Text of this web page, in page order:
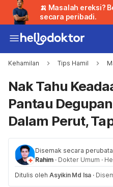
🍌 Masalah ereksi?
secara peribadi.
Kehamilan Tips Hamil
Nak Tahu
Pantau
Dalam Perut,
Disemak secara
Rahim · Dokter Umum ·
Ditulis oleh Asyikin Md Isa ·